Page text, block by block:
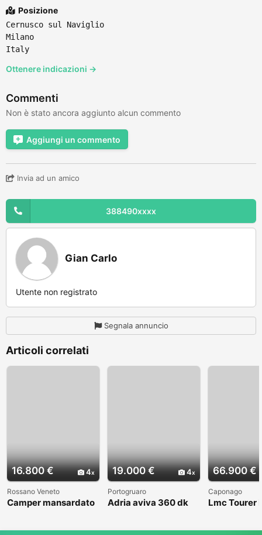
Posizione
Cernusco sul Naviglio
Milano
Italy
Ottenere indicazioni →
Commenti
Non è stato ancora aggiunto alcun commento
Aggiungi un commento
Invia ad un amico
388490xxxx
Gian Carlo
Utente non registrato
Segnala annuncio
Articoli correlati
16.800 € 4
Rossano Veneto
Camper mansardato
19.000 € 4
Portogruaro
Adria aviva 360 dk
66.900 €
Caponago
Lmc Tourer